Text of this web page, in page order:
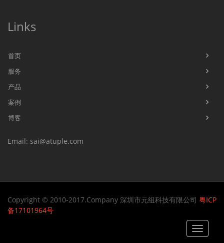
Links
首页
服务
产品
案例
博客
Email: sai@atuple.com
Copyright © 2010-2017.Company 深圳市元组科技有限公司 粤ICP
备17101964号
Toggle